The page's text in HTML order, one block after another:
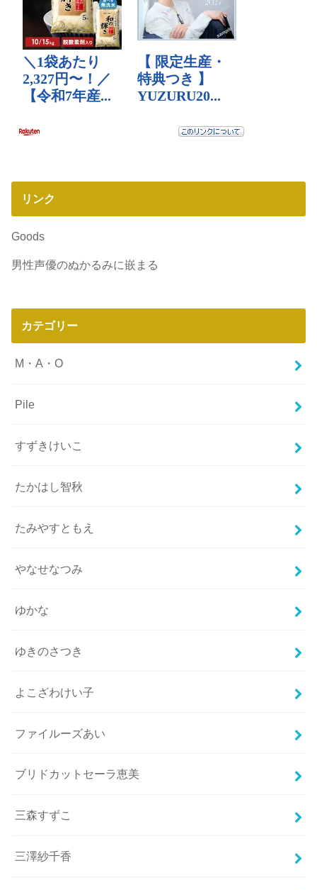
リンク
Goods
男性声優のぬかるみに嵌まる
カテゴリー
M・A・O
Pile
すずきけいこ
たかはし智秋
たみやすともえ
やなせなつみ
ゆかな
ゆきのさつき
よこざわけい子
ファイルーズあい
ブリドカットセーラ恵美
三森すずこ
三澤紗千香